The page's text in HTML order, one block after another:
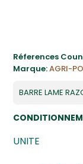
Réferences
Marque:AGRI-
BARRE LAME
UNITE